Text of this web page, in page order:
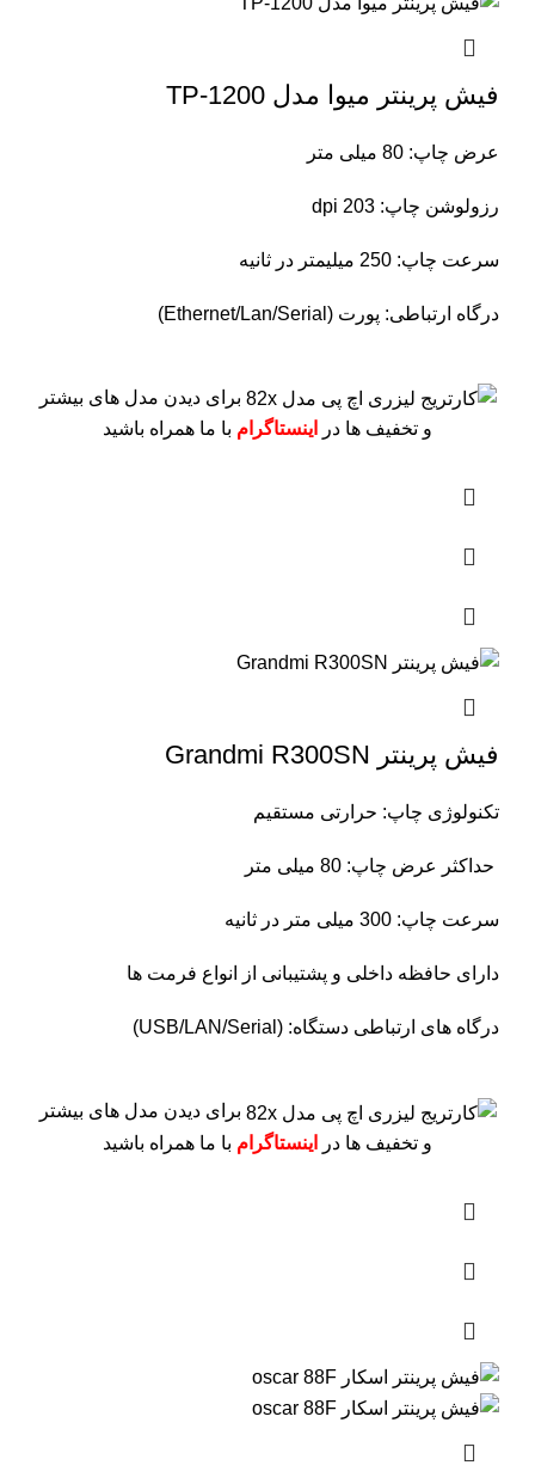
فیش پرینتر میوا مدل TP-1200
عرض چاپ: 80 میلی متر
رزولوشن چاپ: 203 dpi
سرعت چاپ: 250 میلیمتر در ثانیه
درگاه ارتباطی: پورت (Ethernet/Lan/Serial)
برای دیدن مدل های بیشتر
و تخفیف ها در
اینستاگرام با ما همراه باشید
فیش پرینتر Grandmi R300SN
تکنولوژی چاپ: حرارتی مستقیم
حداکثر عرض چاپ: 80 میلی متر
سرعت چاپ: 300 میلی متر در ثانیه
دارای حافظه داخلی و پشتیبانی از انواع فرمت ها
درگاه های ارتباطی دستگاه: (USB/LAN/Serial)
برای دیدن مدل های بیشتر
و تخفیف ها در
اینستاگرام با ما همراه باشید